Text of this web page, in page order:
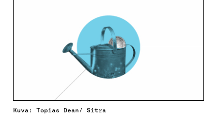
Kuva: Topias Dean/ Sitra